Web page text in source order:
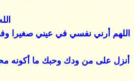
اللهم أرني نفسي في عيني صغيرا
أنزل على من ودك وحبك ما أكونه